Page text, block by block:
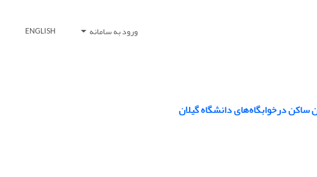
ورود به سامانه ENGLISH
ساکن درخوابگاه‌های دانشگاه گیلان